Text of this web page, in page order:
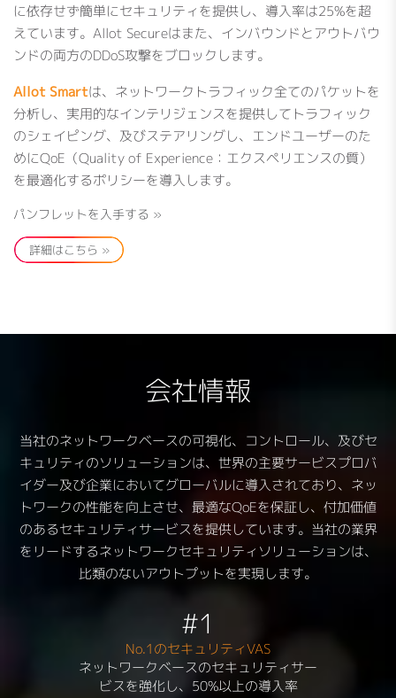
に依存せず簡単にセキュリティを提供し、導入率は25%を超
えています。Allot Secureはまた、インバウンドとアウトバウ
ンドの両方のDDoS攻撃をブロックします。
Allot Smartは、ネットワークトラフィック全てのパケットを
分析し、実用的なインテリジェンスを提供してトラフィック
のシェイピング、及びステアリングし、エンドユーザーのた
めにQoE（Quality of Experience：エクスペリエンスの質）
を最適化するポリシーを導入します。
パンフレットを入手する »
詳細はこちら »
会社情報
当社のネットワークベースの可視化、コントロール、及びセ
キュリティのソリューションは、世界の主要サービスプロバ
イダー及び企業においてグローバルに導入されており、ネッ
トワークの性能を向上させ、最適なQoEを保証し、付加価値
のあるセキュリティサービスを提供しています。当社の業界
をリードするネットワークセキュリティソリューションは、
比類のないアウトプットを実現します。
#1
No.1のセキュリティVAS
ネットワークベースのセキュリティサー
ビスを強化し、50%以上の導入率